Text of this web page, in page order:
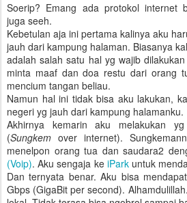
Soerip? Emang ada protokol internet
juga seeh.
Kebetulan aja ini pertama kalinya aku
jauh dari kampung halaman. Biasanya
adalah salah satu hal yg wajib
minta maaf dan doa restu dari orang
mencium tangan beliau.
Namun hal ini tidak bisa aku lakukan,
negeri yg jauh dari kampung halamanku.
Akhirnya kemarin aku melakukan
(Sungkem over internet).
menelpon orang tua dan saudara2
(Voip). Aku sengaja ke iPark untuk
Dan ternyata benar. Aku bisa
Gbps (GigaBit per second).